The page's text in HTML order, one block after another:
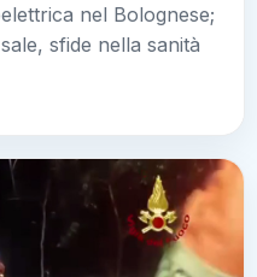
nel Bolognese;
sfide nella sanità